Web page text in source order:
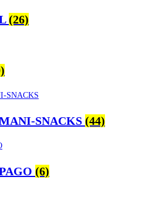
(26)
SNACKS (44)
(6)